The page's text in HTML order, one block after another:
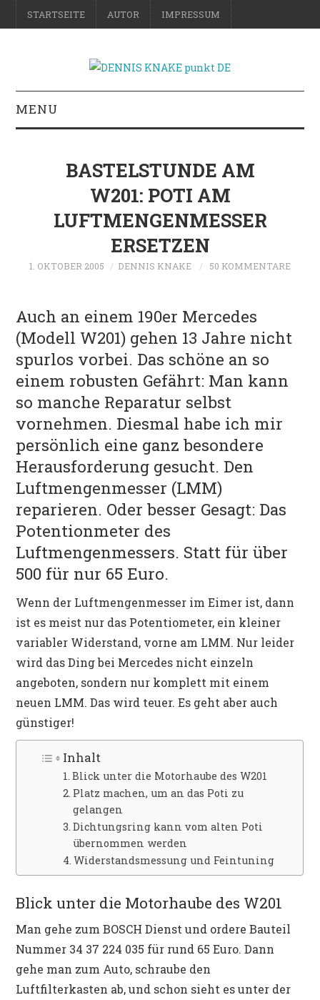
STARTSEITE AUTOR IMPRESSUM
MENU
DO-IT-YOURSELF
SCIENCE & FICTION
FOTOGRAFIE
POLITIK
BASTELSTUNDE AM
W201: POTI AM
LUFTMENGENMESSER
ERSETZEN
1. OKTOBER 2005 DENNIS KNAKE 50 KOMMENTARE
Auch an einem 190er Mercedes
(Modell W201) gehen 13 Jahre nicht
spurlos vorbei. Das schöne an so
einem robusten Gefährt: Man kann
so manche Reparatur selbst
vornehmen. Diesmal habe ich mir
persönlich eine ganz besondere
Herausforderung gesucht. Den
Luftmengenmesser (LMM)
reparieren. Oder besser Gesagt: Das
Potentionmeter des
Luftmengenmessers. Statt für über
500 für nur 65 Euro.
Wenn der Luftmengenmesser im Eimer ist, dann
ist es meist nur das Potentiometer, ein kleiner
variabler Widerstand, vorne am LMM. Nur leider
wird das Ding bei Mercedes nicht einzeln
angeboten, sondern nur komplett mit einem
neuen LMM. Das wird teuer. Es geht aber auch
günstiger!
Inhalt
Blick unter die Motorhaube des W201
Platz machen, um an das Poti zu
gelangen
Dichtungsring kann vom alten Poti
übernommen werden
Widerstandsmessung und Feintuning
Blick unter die Motorhaube des W201
Man gehe zum BOSCH Dienst und ordere Bauteil
Nummer 34 37 224 035 für rund 65 Euro. Dann
gehe man zum Auto, schraube den
Luftfilterkasten ab, und schon sieht es unter der